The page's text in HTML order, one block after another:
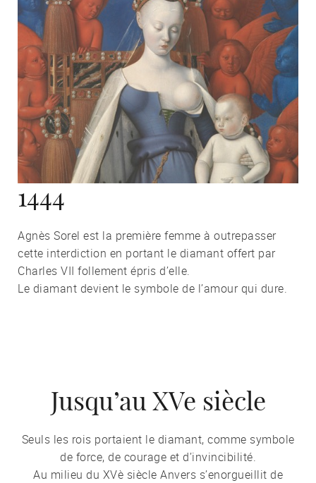
1444
Agnès Sorel est la première femme à outrepasser
cette interdiction en portant le diamant offert par
Charles VII follement épris d’elle.
Le diamant devient le symbole de l’amour qui dure.
Jusqu’au XVe siècle
Seuls les rois portaient le diamant, comme symbole
de force, de courage et d’invincibilité.
Au milieu du XVè siècle Anvers s’enorgueillit de